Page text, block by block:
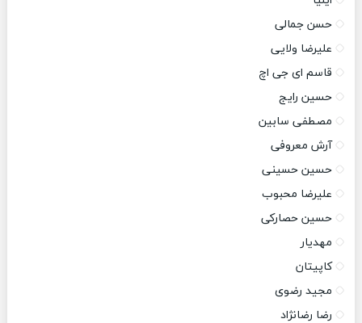
حسن جمالی
علیرضا ولایی
قاسم ای جی اچ
حسین رایج
مصطفی سابین
آرش معروفی
حسین حسینی
علیرضا محبوب
حسین حصارکی
مهدیار
کاپیتان
مجید رضوی
رضا رضانژاد